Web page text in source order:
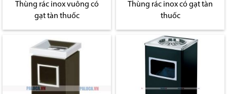
Thùng rác inox vuông có
gạt tàn thuốc
Thùng rác inox có gạt tàn
thuốc